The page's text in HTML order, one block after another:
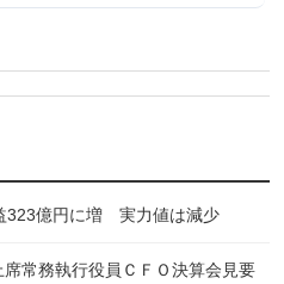
億円に増 実力値は減少
常務執行役員ＣＦＯ決算会見要